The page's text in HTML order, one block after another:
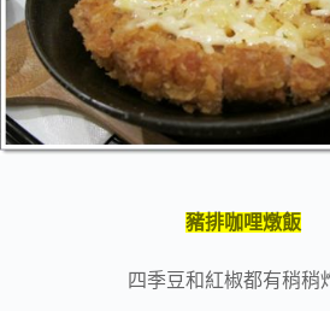
豬排咖哩燉飯
四季豆和紅椒都有稍稍